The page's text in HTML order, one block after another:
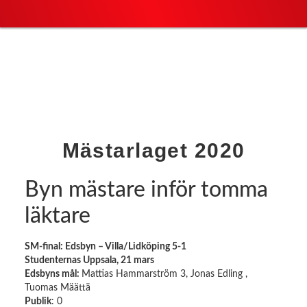
Mästarlaget 2020
Byn mästare inför tomma
läktare
SM-final: Edsbyn – Villa/Lidköping 5-1
Studenternas Uppsala, 21 mars
Edsbyns mål: Mattias Hammarström 3, Jonas Edling ,
Tuomas Määttä
Publik: 0